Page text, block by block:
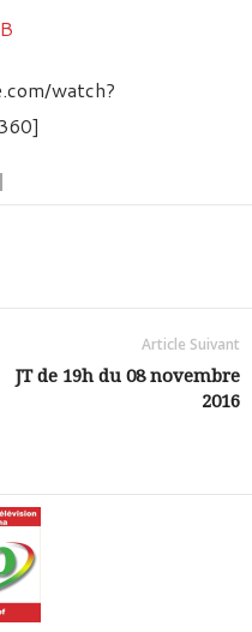
watch?
Article Suivant
JT de 19h du 08 novembre
2016